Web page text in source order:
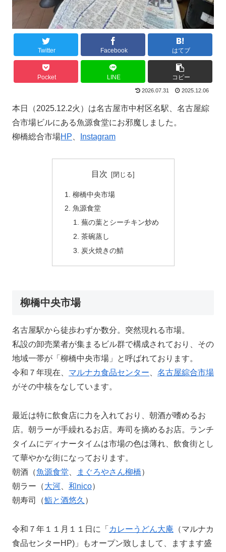
Twitter Facebook はてブ
Pocket LINE コピー
2026.07.31 2025.12.06
本日（2025.12.2火）は名古屋市中村区名駅、名古屋綜
合市場ビルにある魚源食堂にお邪魔しました。
柳橋総合市場HP Instagram
目次
柳橋中央市場
魚源食堂
蕪の葉とシーチキン炒め
茶碗蒸し
炭火焼きの鯖
柳橋中央市場
名古屋駅から徒歩わずか数分。突然現れる市場。
私設の卸売業者が集まるビル群で構成されており、その
地域一帯が「柳橋中央市場」と呼ばれております。
令和７年現在、 マルナカ食品センター
名古屋綜合市場
がその中核をなしています。
最近は特に飲食店に力を入れており、朝酒が嗜めるお
店。朝ラーが手繰れるお店。寿司を摘めるお店。ランチ
タイムにディナータイムは市場の色は薄れ、飲食街とし
て華やかな街になっております。
朝酒（魚源食堂 まぐろやさん柳橋）
朝ラー（大河 和nico）
朝寿司（鮨と酒悠久 ）
令和７年１１月１１日に「 カレーうどん大庵 （マルナカ
食品センターHP)」もオープン致しまして、ますます盛